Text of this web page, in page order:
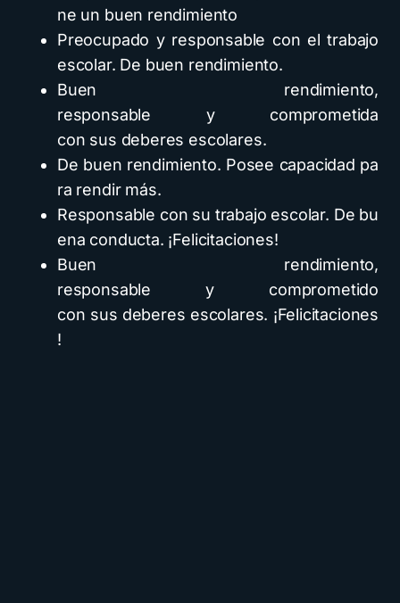
ne un buen rendimiento
Preocupado y responsable con el trabajo
escolar. De buen rendimiento.
Buen rendimiento,
responsable y comprometida
con sus deberes escolares.
De buen rendimiento. Posee capacidad pa
ra rendir más.
Responsable con su trabajo escolar. De bu
ena conducta. ¡Felicitaciones!
Buen rendimiento,
responsable y comprometido
con sus deberes escolares. ¡Felicitaciones
!